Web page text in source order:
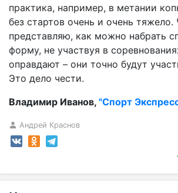
практика, например, в метании
без стартов очень и очень тяжело.
представляю, как можно набрать
форму, не участвуя в
оправдают – они точно будут
Это дело чести.
Владимир Иванов, "Спорт
Андрей Краснов